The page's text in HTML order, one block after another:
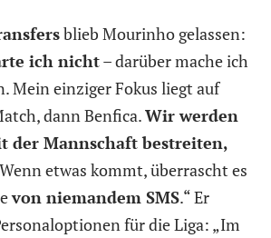
blieb Mourinho gelassen:
ich nicht– darüber mache ich
Mein einziger Fokus liegt auf
dann Benfica.Wir werden
der Mannschaft bestreiten,
etwas kommt, überrascht es
von niemandem SMS.“ Er
für die Liga: „Im